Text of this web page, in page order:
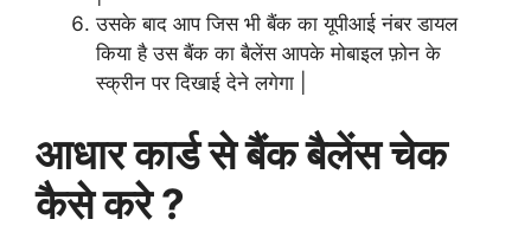
उसके बाद आप जिस भी बैंक का यूपीआई नंबर डायल
किया है उस बैंक का बैलेंस आपके मोबाइल फ़ोन के
स्क्रीन पर दिखाई देने लगेगा |
आधार कार्ड से बैंक बैलेंस चेक
कैसे करे ?